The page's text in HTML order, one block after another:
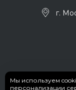
г.
Мы используем
персонализации